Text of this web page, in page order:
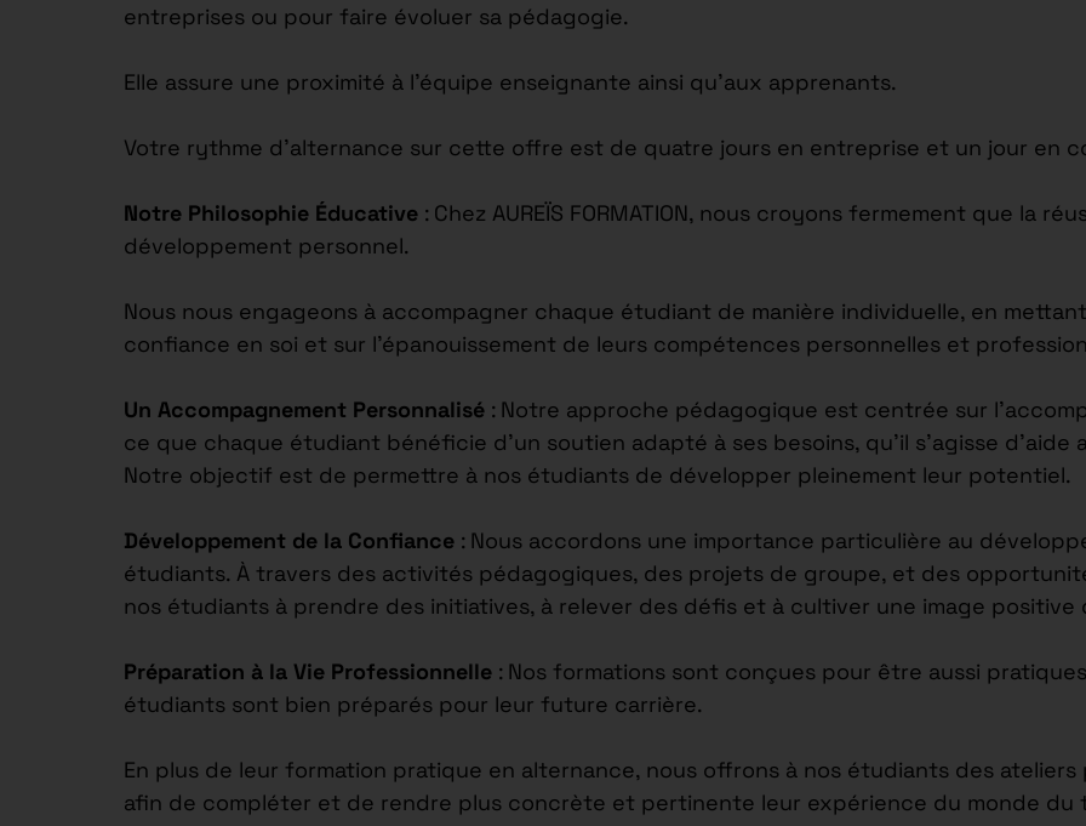
entreprises ou pour faire évoluer sa pédagogie.
Elle assure une proximité à l’équipe enseignante ainsi qu’aux apprenants.
Votre rythme d’alternance sur cette offre est de quatre jours en entreprise et un jour en
Notre Philosophie Éducative : Chez AUREÏS FORMATION, nous croyons fermement que la
développement personnel.
Nous nous engageons à accompagner chaque étudiant de manière individuelle, en
confiance en soi et sur l’épanouissement de leurs compétences personnelles et
Un Accompagnement Personnalisé : Notre approche pédagogique est centrée sur
ce que chaque étudiant bénéficie d’un soutien adapté à ses besoins, qu’il s’agisse
Notre objectif est de permettre à nos étudiants de développer pleinement leur potentiel.
Développement de la Confiance : Nous accordons une importance particulière au
étudiants. À travers des activités pédagogiques, des projets de groupe, et des
nos étudiants à prendre des initiatives, à relever des défis et à cultiver une image positive
Préparation à la Vie Professionnelle : Nos formations sont conçues pour être aussi
étudiants sont bien préparés pour leur future carrière.
En plus de leur formation pratique en alternance, nous offrons à nos étudiants des
afin de compléter et de rendre plus concrète et pertinente leur expérience du monde du